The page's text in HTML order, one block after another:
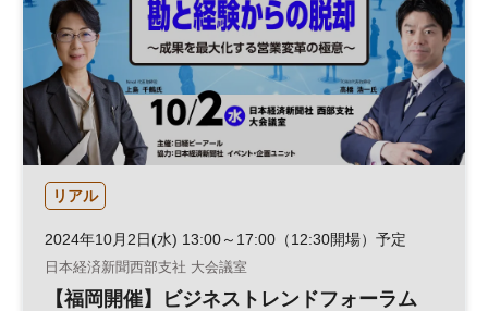
生産性向上 組織 DX
リアル
2024年10月2日(水) 13:00～17:00（12:30開場）予定
日本経済新聞西部支社 大会議室
【福岡開催】ビジネストレンドフォーラム